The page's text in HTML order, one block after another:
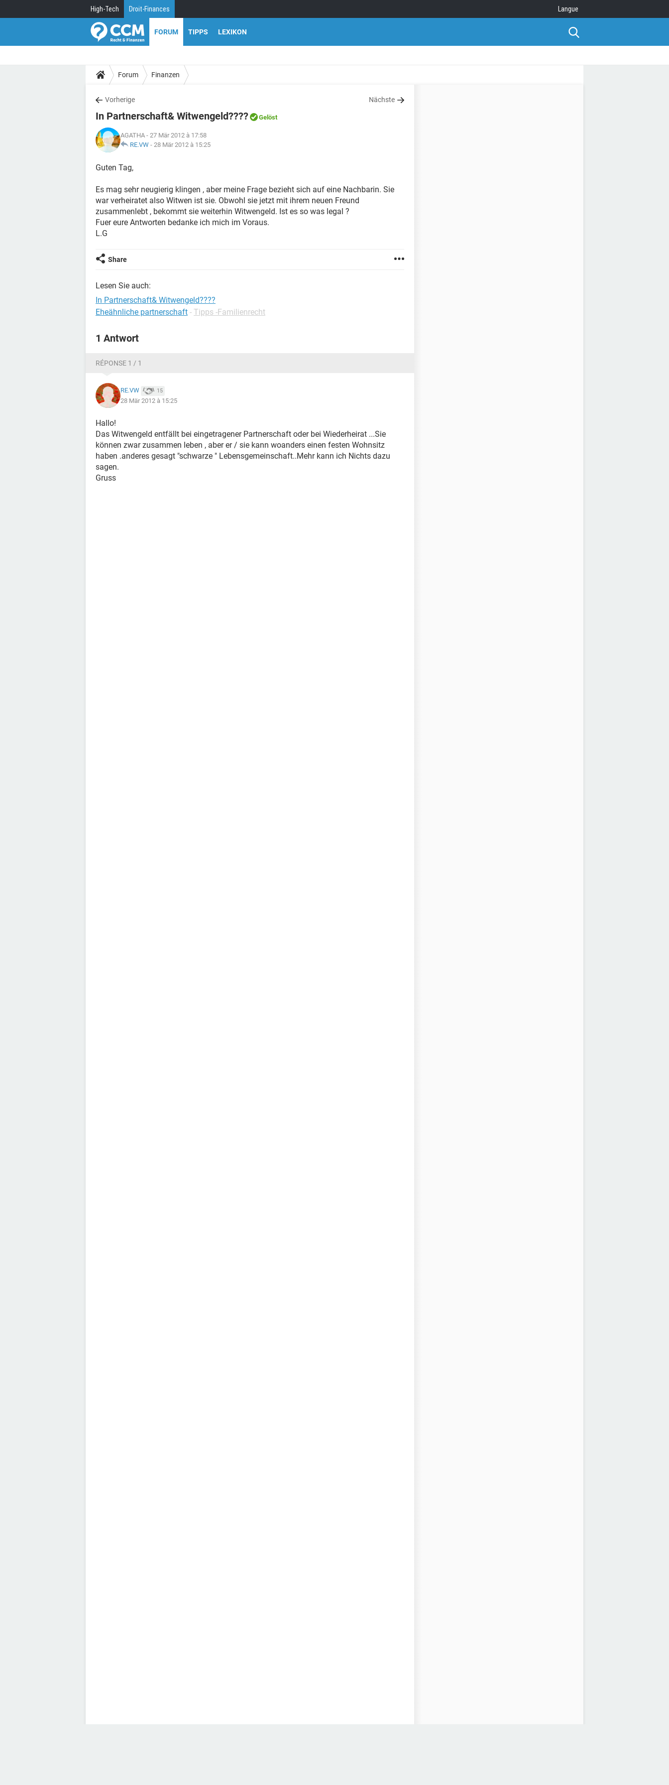
High-Tech Droit-Finances Langue
FORUM TIPPS LEXIKON
Forum Finanzen
Vorherige Nächste
In Partnerschaft& Witwengeld???? Gelöst
AGATHA - 27 Mär 2012 à 17:58
RE.VW - 28 Mär 2012 à 15:25
Guten Tag,
Es mag sehr neugierig klingen , aber meine Frage bezieht sich auf eine Nachbarin. Sie
war verheiratet also Witwen ist sie. Obwohl sie jetzt mit ihrem neuen Freund
zusammenlebt , bekommt sie weiterhin Witwengeld. Ist es so was legal ?
Fuer eure Antworten bedanke ich mich im Voraus.
L.G
Share
Lesen Sie auch:
In Partnerschaft& Witwengeld????
Eheähnliche partnerschaft - Tipps -Familienrecht
1 Antwort
RÉPONSE 1 / 1
RE.VW 15
28 Mär 2012 à 15:25
Hallo!
Das Witwengeld entfällt bei eingetragener Partnerschaft oder bei Wiederheirat ...Sie
können zwar zusammen leben , aber er / sie kann woanders einen festen Wohnsitz
haben .anderes gesagt "schwarze " Lebensgemeinschaft..Mehr kann ich Nichts dazu
sagen.
Gruss